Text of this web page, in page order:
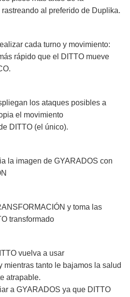
al preferido de Duplika.
cada turno y movimiento:
rápido que el DITTO mueve
los ataques posibles a
el movimiento
DITTO (el único).
la imagen de GYARADOS con
y toma las
transformado
vuelva a usar
mientras tanto le bajamos la salud
atrapable.
a GYARADOS ya que DITTO